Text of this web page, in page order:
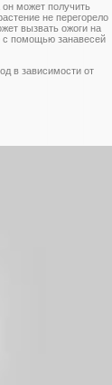
может получить
не перегорело
вызвать ожоги на
с помощью занавесей
в зависимости от